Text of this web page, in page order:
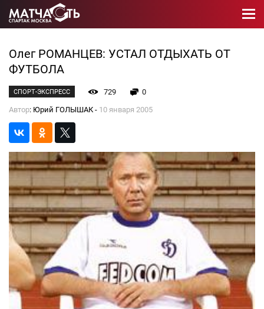
Олег РОМАНЦЕВ: УСТАЛ ОТДЫХАТЬ ОТ
ФУТБОЛА
СПОРТ-ЭКСПРЕСС 729
0
Автор: Юрий ГОЛЫШАК - 10 января 2005